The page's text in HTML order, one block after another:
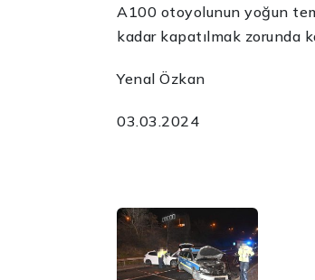
A100 otoyolunun yoğun
kadar kapatılmak zorunda
Yenal Özkan
03.03.2024